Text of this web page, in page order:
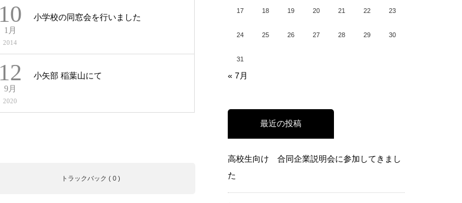
10
1月
2014
小学校の同窓会を行いました
12
9月
2020
小矢部 稲葉山にて
トラックバック ( 0 )
17 18 19 20 21 22 23
24 25 26 27 28 29 30
31
« 7月
最近の投稿
高校生向け 合同企業説明会に参加してきまし
た